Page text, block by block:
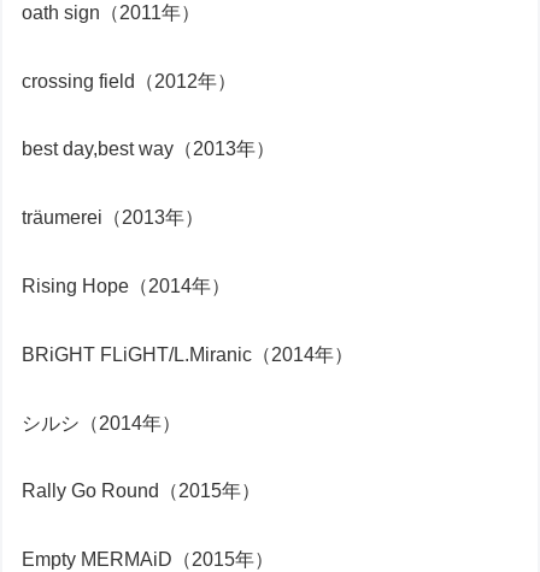
oath sign（2011年）
crossing field（2012年）
best day,best way（2013年）
träumerei（2013年）
Rising Hope（2014年）
BRiGHT FLiGHT/L.Miranic（2014年）
シルシ（2014年）
Rally Go Round（2015年）
Empty MERMAiD（2015年）